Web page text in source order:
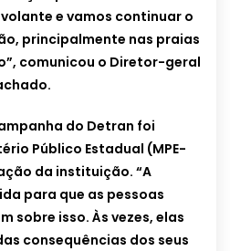
e vamos continuar o
principalmente nas praias
comunicou o Diretor-geral
do Detran foi
Público Estadual (MPE-
da instituição. “A
para que as pessoas
sobre isso. Às vezes, elas
consequências dos seus